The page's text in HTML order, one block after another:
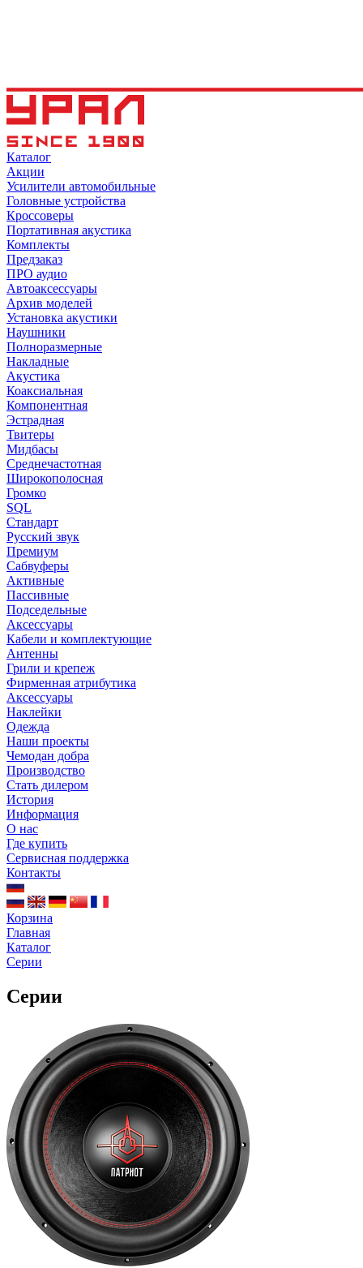
Каталог
Акции
Усилители автомобильные
Головные устройства
Кроссоверы
Портативная акустика
Комплекты
Предзаказ
ПРО аудио
Автоаксессуары
Архив моделей
Установка акустики
Наушники
Полноразмерные
Накладные
Акустика
Коаксиальная
Компонентная
Эстрадная
Твитеры
Мидбасы
Среднечастотная
Широкополосная
Громко
SQL
Стандарт
Русский звук
Премиум
Сабвуферы
Активные
Пассивные
Подседельные
Аксессуары
Кабели и комплектующие
Антенны
Грили и крепеж
Фирменная атрибутика
Аксессуары
Наклейки
Одежда
Наши проекты
Чемодан добра
Производство
Стать дилером
История
Информация
О нас
Где купить
Сервисная поддержка
Контакты
Корзина
Главная
Каталог
Серии
Серии